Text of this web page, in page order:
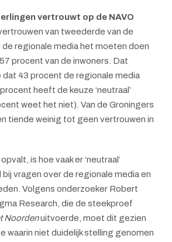
vertrouwt op de NAVO
van tweederde van de
regionale media het moeten doen
procent van de inwoners. Dat
43 procent de regionale media
heeft de keuze ‘neutraal’
weet het niet). Van de Groningers
tiende weinig tot geen vertrouwen in
is hoe vaak er ‘neutraal’
vragen over de regionale media en
Volgens onderzoeker Robert
Research, die de steekproef
Noordenuitvoerde, moet dit gezien
waarin niet duidelijk stelling genomen